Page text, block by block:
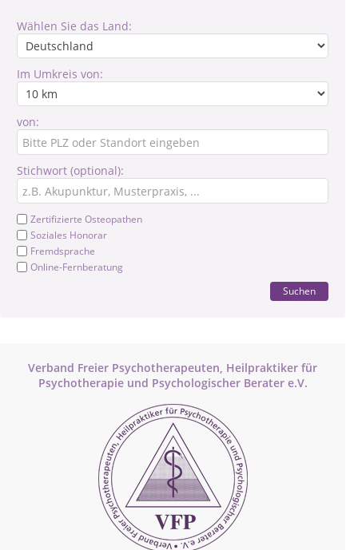
Wählen Sie das Land:
Im Umkreis von:
von:
Stichwort (optional):
Zertifizierte Osteopathen
Soziales Honorar
Fremdsprache
Online-Fernberatung
Suchen
Verband Freier Psychotherapeuten, Heilpraktiker für
Psychotherapie und Psychologischer Berater e.V.